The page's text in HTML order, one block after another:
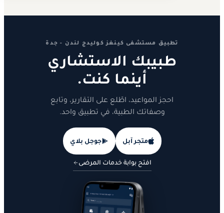
تطبيق مستشفى كينغز كوليدج لندن - جدة
طبيبك الاستشاري
أينما كنت.
احجز المواعيد، اطّلع على التقارير، وتابع
وصفاتك الطبية، في تطبيق واحد.
متجر آبل جوجل بلاي
افتح بوابة خدمات المرضى